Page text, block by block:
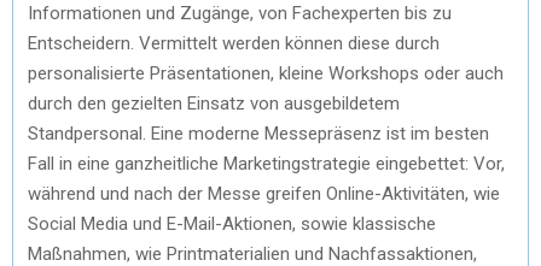
Informationen und Zugänge, von Fachexperten bis zu
Entscheidern. Vermittelt werden können diese durch
personalisierte Präsentationen, kleine Workshops oder auch
durch den gezielten Einsatz von ausgebildetem
Standpersonal. Eine moderne Messepräsenz ist im besten
Fall in eine ganzheitliche Marketingstrategie eingebettet: Vor,
während und nach der Messe greifen Online-Aktivitäten, wie
Social Media und E-Mail-Aktionen, sowie klassische
Maßnahmen, wie Printmaterialien und Nachfassaktionen,